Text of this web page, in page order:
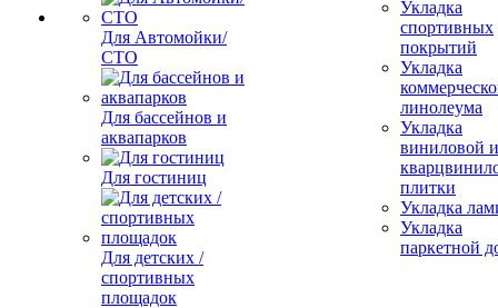
Для Автомойки/
СТО
Для бассейнов и
аквапарков
Для гостиниц
Для детских /
спортивных
площадок
Укладка
спортивных
покрытий
Укладка
линолеума
Укладка
виниловой и
плитки
Укладка
Укладка
паркетной